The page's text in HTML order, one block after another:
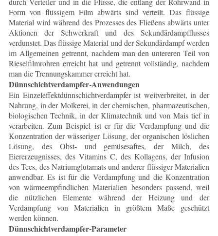
Form von flüssigem Film abwärts sind verteilt. Das flüssige
Material wird während des Prozesses des Fließens abwärts unter
Aktionen der Schwerkraft und des Sekundärdampfflusses
verdunstet. Das flüssige Material und der Sekundärdampf werden
im Allgemeinen getrennt, nachdem man den untereren Teil von
Rieselfilmrohren erreicht hat und getrennt vollständig, nachdem
man die Trennungskammer erreicht hat.
Dünnschichtverdampfer-Anwendungen
Ein Einzeleffektdünnschichtverdampfer ist weitverbreitet, in der
Nahrung, in der Molkerei, in der chemischen, pharmazeutischen,
biologischen Technik, in der Klimatechnik und von Mais tief in
verarbeiten. Zum Beispiel ist er für die Verdampfung und die
Konzentration der wässeriger Lösung, der organischen löslichen
Lösung, des Obst- und gemüsesaftes, der Milch, des
Eiererzeugnisses, des Vitamins C, des Kollagens, der Infusion
des Tees, des Natriumglutamats und anderer flüssiger Materialien
anwendbar. Es ist für die Verdampfung und die Konzentration
von wärmeempfindlichen Materialien besonders passend, weil
die nützlichen Elemente während der Heizung und der
Verdampfung von Materialien in größtem Maße geschützt
werden können.
Dünnschichtverdampfer-Parameter